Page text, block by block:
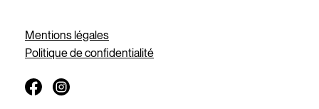
Mentions légales
Politique de confidentialité